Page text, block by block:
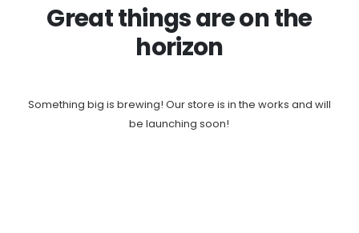
Great things are on the
horizon
Something big is brewing! Our store is in the works and will
be launching soon!